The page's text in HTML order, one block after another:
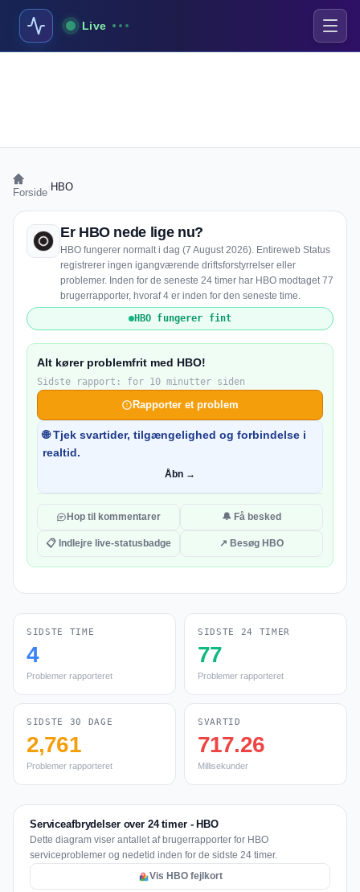
Live
Forside HBO
Er HBO nede lige nu?
HBO fungerer normalt i dag (7 August 2026). Entireweb Status
registrerer ingen igangværende driftsforstyrrelser eller
problemer. Inden for de seneste 24 timer har HBO modtaget 77
brugerrapporter, hvoraf 4 er inden for den seneste time.
HBO fungerer fint
Alt kører problemfrit med HBO!
Sidste rapport: for 10 minutter siden
Rapporter et problem
🌐 Tjek svartider, tilgængelighed og forbindelse i
realtid.
Åbn →
Hop til kommentarer 🔔 Få besked
📋 Indlejre live-statusbadge ↗ Besøg HBO
SIDSTE TIME
4
Problemer rapporteret
SIDSTE 24 TIMER
77
Problemer rapporteret
SIDSTE 30 DAGE
2,761
Problemer rapporteret
SVARTID
717.26
Millisekunder
Serviceafbrydelser over 24 timer - HBO
Dette diagram viser antallet af brugerrapporter for HBO
serviceproblemer og nedetid inden for de sidste 24 timer.
Vis HBO fejlkort